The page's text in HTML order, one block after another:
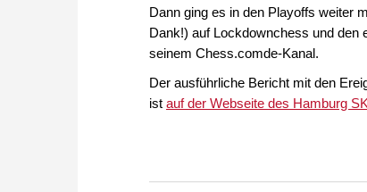
Dann ging es in den Playoffs weiter
Dank!) auf Lockdownchess und den
seinem Chess.comde-Kanal.
Der ausführliche Bericht mit den
ist auf der Webseite des Hamburg